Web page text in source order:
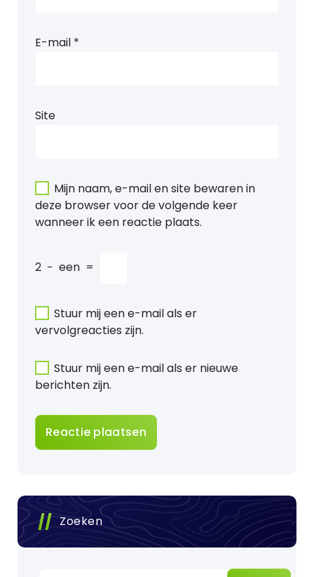
E-mail *
Site
Mijn naam, e-mail en site bewaren in
deze browser voor de volgende keer
wanneer ik een reactie plaats.
2 − een =
Stuur mij een e-mail als er
vervolgreacties zijn.
Stuur mij een e-mail als er nieuwe
berichten zijn.
Zoeken